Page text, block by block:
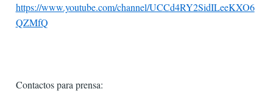
https://www.youtube.com/channel/UCCd4RY2SidILeeKXO6
QZMfQ
Contactos para prensa: